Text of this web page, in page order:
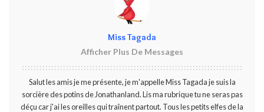
Miss Tagada
Afficher Plus De Messages
Salut les amis je me présente, je m'appelle Miss Tagada je suis la
sorcière des potins de Jonathanland. Lis ma rubrique tu ne seras pas
déçu car j'ai les oreilles qui traînent partout. Tous les petits elfes de la